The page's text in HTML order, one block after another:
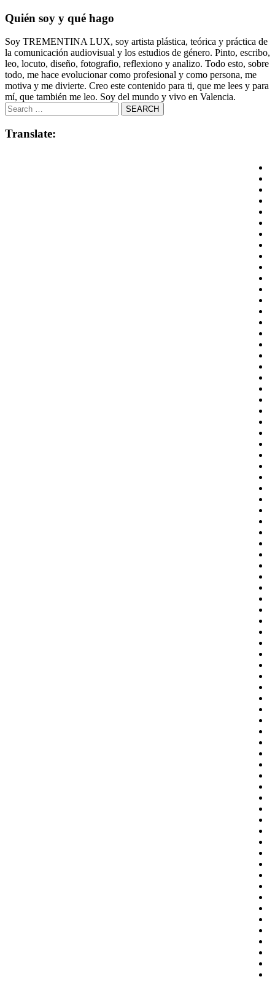
Quién soy y qué hago
Soy TREMENTINA LUX, soy artista plástica, teórica y práctica de
la comunicación audiovisual y los estudios de género. Pinto, escribo,
leo, locuto, diseño, fotografio, reflexiono y analizo. Todo esto, sobre
todo, me hace evolucionar como profesional y como persona, me
motiva y me divierte. Creo este contenido para ti, que me lees y para
mí, que también me leo. Soy del mundo y vivo en Valencia.
Translate: